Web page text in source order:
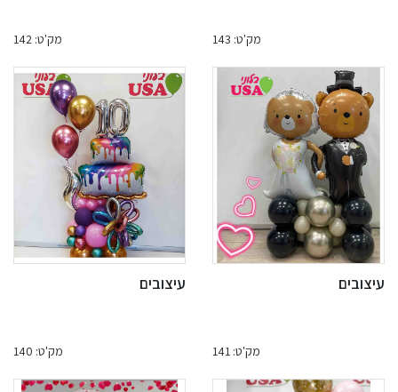
מק'ט: 143 מק'ט: 142
עיצובים
מק'ט: 141
עיצובים
מק'ט: 140